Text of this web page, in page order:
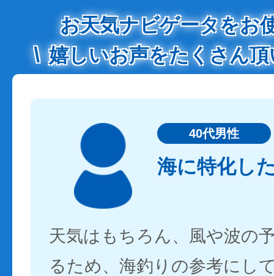
お天気ナビゲータをお
嬉しいお声をたくさん
40代男性
海に特化し
天気はもちろん、風や波の
るため、海釣りの参考にし